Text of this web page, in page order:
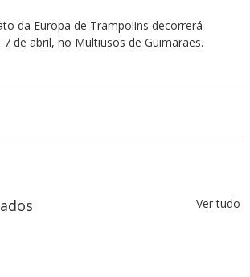
da Europa de Trampolins decorrerá
de abril, no Multiusos de Guimarães.
Ver tudo